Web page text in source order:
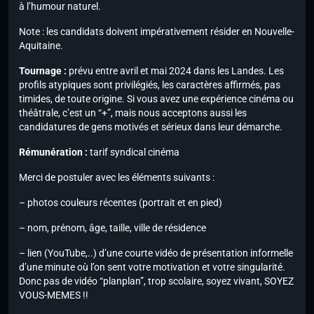
à l’humour naturel.
Note : les candidats doivent impérativement résider en Nouvelle-
Aquitaine.
Tournage : prévu entre avril et mai 2024 dans les Landes. Les
profils atypiques sont privilégiés, les caractères affirmés, pas
timides, de toute origine. Si vous avez une expérience cinéma ou
théâtrale, c’est un “+”, mais nous acceptons aussi les
candidatures de gens motivés et sérieux dans leur démarche.
Rémunération : tarif syndical cinéma
Merci de postuler avec les éléments suivants :
– photos couleurs récentes (portrait et en pied)
– nom, prénom, âge, taille, ville de résidence
– lien (YouTube,..) d’une courte vidéo de présentation informelle
d’une minute où l’on sent votre motivation et votre singularité.
Donc pas de vidéo “planplan”, trop scolaire, soyez vivant, SOYEZ
VOUS-MEMES !!